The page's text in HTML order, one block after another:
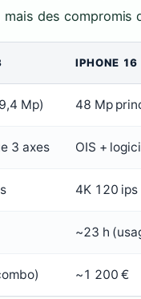
des compromis
IPHONE 16
Mp) 48 Mp
3 axes OIS +
4K 120 ips
~23 h
~1 200 €